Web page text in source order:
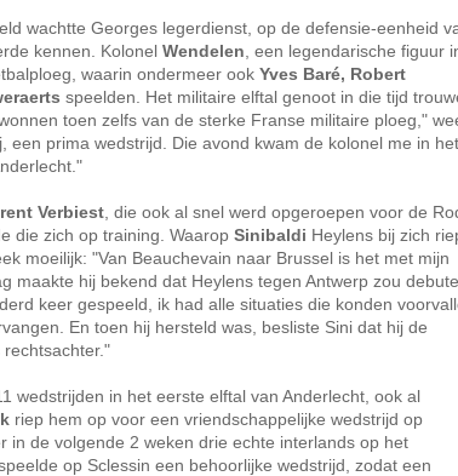
wachtte Georges legerdienst, op de defensie-eenheid
kennen. Kolonel Wendelen , een legendarische figuur
waarin ondermeer ook Yves Baré, Robert
speelden. Het militaire elftal genoot in die tijd
toen zelfs van de sterke Franse militaire ploeg,"
prima wedstrijd. Die avond kwam de kolonel me in
Verbiest , die ook al snel werd opgeroepen voor de
die zich op training. Waarop Sinibaldi Heylens bij zich
moeilijk: "Van Beauchevain naar Brussel is het met mijn
hij bekend dat Heylens tegen Antwerp zou
keer gespeeld, ik had alle situaties die konden
En toen hij hersteld was, besliste Sini dat hij de
wedstrijden in het eerste elftal van Anderlecht, ook al
riep hem op voor een vriendschappelijke wedstrijd op
in de volgende 2 weken drie echte interlands op het
op Sclessin een behoorlijke wedstrijd, zodat een